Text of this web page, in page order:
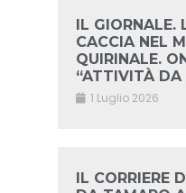
IL GIORNALE.
CACCIA NEL
QUIRINALE.
“ATTIVITÀ DA
1 Luglio 2026
IL CORRIERE